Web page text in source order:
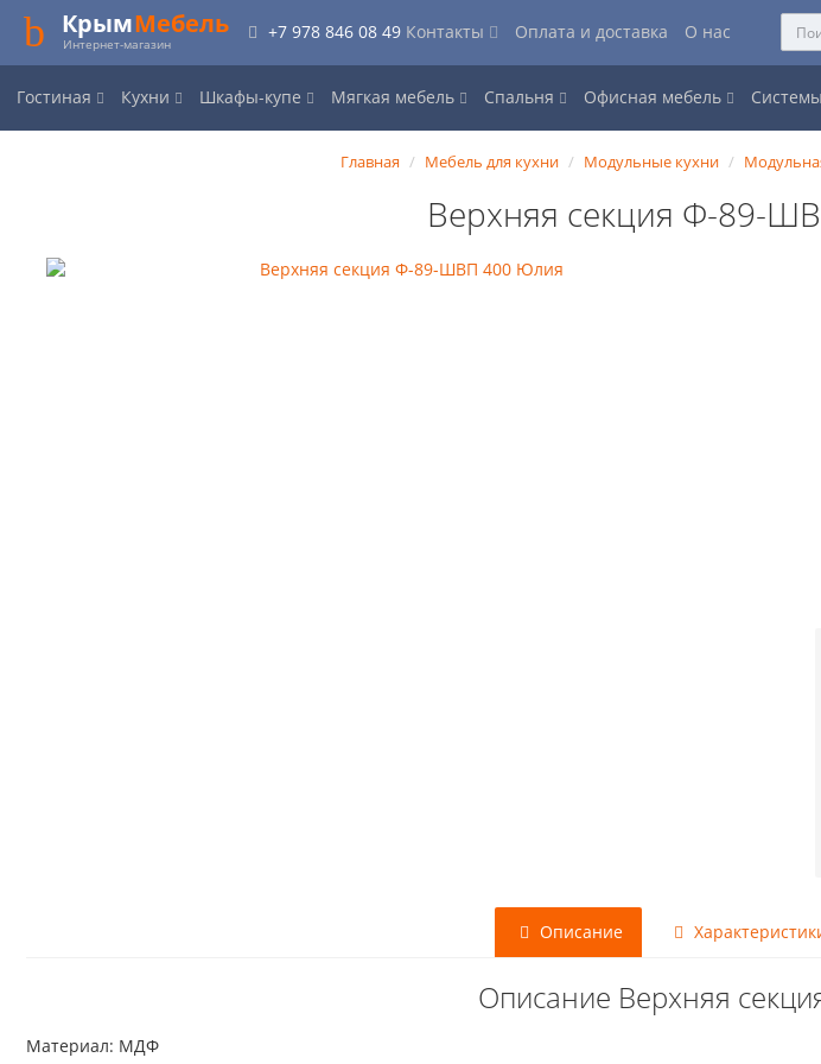
КрымМебель
Интернет-магазин
+7 978 846 08 49 Контакты Оплата и доставка О нас
Гостиная Кухни Шкафы-купе Мягкая мебель Спальня Офисная мебель
Главная Мебель для кухни Модульные кухни
Верхняя секция Ф-89-
Описание
Описание Верхняя
Материал: МДФ